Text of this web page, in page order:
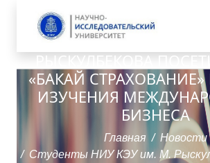
СТУДЕНТЫ НИУ КЭУ
РЫСКУЛБЕКОВА
«БАКАЙ
ИЗУЧЕНИЯ
БИЗНЕСА
Главная
Новости
Студенты НИУ КЭУ им. М.